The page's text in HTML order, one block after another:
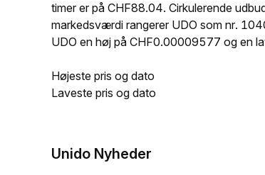
timer er på CHF88.04. Cirkulerende
markedsværdi rangerer UDO som nr.
UDO en høj på CHF0.00009577 og en
Højeste pris og dato
Laveste pris og dato
Unido Nyheder